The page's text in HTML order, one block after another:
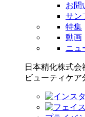
お問
サン
特集
動画
ニュ
日本精化株式会
ビューティケア